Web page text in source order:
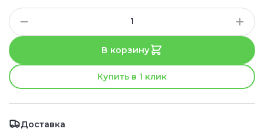
В корзину
Купить в 1 клик
Доставка